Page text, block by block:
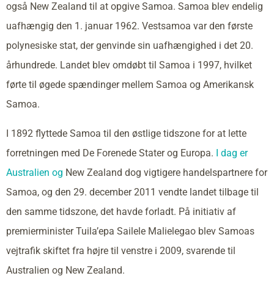
også New Zealand til at opgive Samoa. Samoa blev endelig
uafhængig den 1. januar 1962. Vestsamoa var den første
polynesiske stat, der genvinde sin uafhængighed i det 20.
århundrede. Landet blev omdøbt til Samoa i 1997, hvilket
førte til øgede spændinger mellem Samoa og Amerikansk
Samoa.
I 1892 flyttede Samoa til den østlige tidszone for at lette
forretningen med De Forenede Stater og Europa. I dag er
Australien og New Zealand dog vigtigere handelspartnere for
Samoa, og den 29. december 2011 vendte landet tilbage til
den samme tidszone, det havde forladt. På initiativ af
premierminister Tuila’epa Sailele Malielegao blev Samoas
vejtrafik skiftet fra højre til venstre i 2009, svarende til
Australien og New Zealand.